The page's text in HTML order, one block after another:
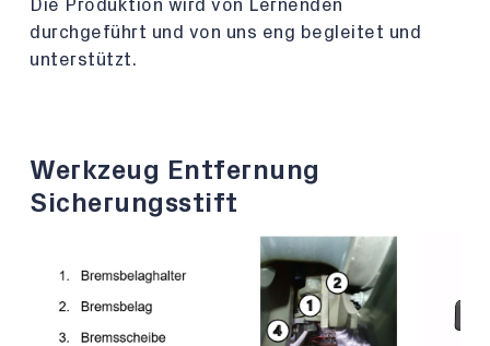
Die Produktion wird von Lernenden
durchgeführt und von uns eng begleitet und
unterstützt.
Werkzeug Entfernung
Sicherungsstift